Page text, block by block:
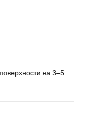
на 3–5